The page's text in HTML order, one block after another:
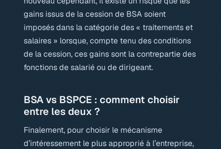
gains issus de la cession de BSA soient
imposés dans la catégorie des « traitements et
salaires » lorsque, compte tenu des conditions
de la cession, ces gains sont la contrepartie des
fonctions de salarié ou de dirigeant.
BSA vs BSPCE : comment choisir
entre les deux ?
Finalement, pour choisir le mécanisme
d’intéressement le plus approprié à l’entreprise,